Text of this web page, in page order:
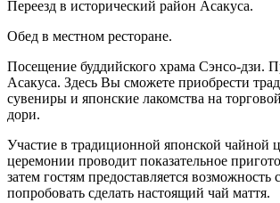
Переезд в исторический район Асакуса.
Обед в местном ресторане.
Посещение буддийского храма Сэнсо-дзи.
Асакуса. Здесь Вы сможете приобрести
сувениры и японские лакомства на
дори.
Участие в традиционной японской чайной
церемонии проводит показательное
затем гостям предоставляется возможность
попробовать сделать настоящий чай маття.